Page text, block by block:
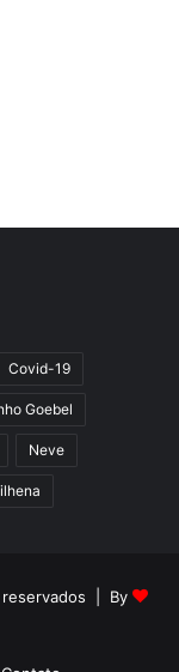
Covid-19
Goebel
Neve
reservados | By